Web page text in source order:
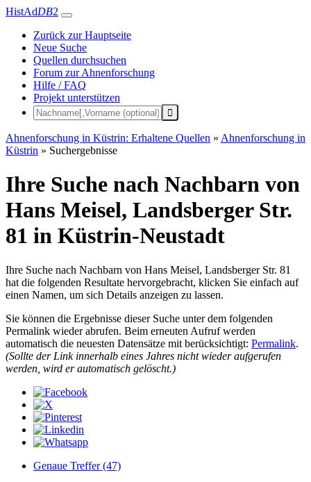
HistAdDB2
Zurück zur Hauptseite
Neue Suche
Quellen durchsuchen
Forum zur Ahnenforschung
Hilfe / FAQ
Projekt unterstützen
Ahnenforschung in Küstrin: Erhaltene Quellen » Ahnenforschung in
Küstrin » Suchergebnisse
Ihre Suche nach Nachbarn von
Hans Meisel, Landsberger Str.
81 in Küstrin-Neustadt
Ihre Suche nach Nachbarn von Hans Meisel, Landsberger Str. 81
hat die folgenden Resultate hervorgebracht, klicken Sie einfach auf
einen Namen, um sich Details anzeigen zu lassen.
Sie können die Ergebnisse dieser Suche unter dem folgenden
Permalink wieder abrufen. Beim erneuten Aufruf werden
automatisch die neuesten Datensätze mit berücksichtigt: Permalink.
(Sollte der Link innerhalb eines Jahres nicht wieder aufgerufen
werden, wird er automatisch gelöscht.)
Genaue Treffer (47)